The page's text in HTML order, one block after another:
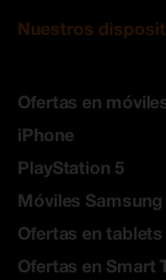
Nuestros
Ofertas en
iPhone
PlayStation 5
Móviles Samsung
Ofertas en tablets
Ofertas en Smart